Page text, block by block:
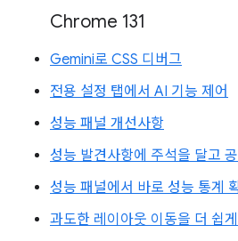
Chrome 131
Gemini로 CSS 디버그
전용 설정 탭에서 AI 기능 제어
성능 패널 개선사항
성능 발견사항에 주석을 달고
성능 패널에서 바로 성능 통계
과도한 레이아웃 이동을 더 쉽